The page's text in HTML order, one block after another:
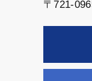
〒721-